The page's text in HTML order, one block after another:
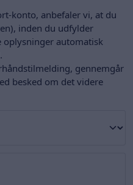
konto, anbefaler vi, at du
inden du udfylder
automatisk
gennemgår
besked om det videre